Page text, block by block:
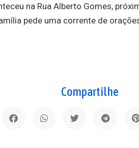
na Rua Alberto Gomes,
pede uma corrente de
Compartilhe